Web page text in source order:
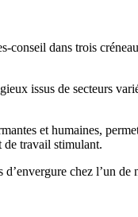
dans trois
issus de secteurs
et humaines,
de travail stimulant.
chez l’un de